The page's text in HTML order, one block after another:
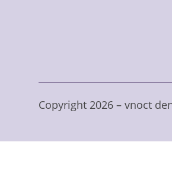
Copyright 2026 – vnoct